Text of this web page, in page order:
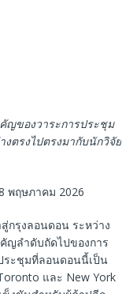
ญของวาระการประชุม
ตรงไปตรงมากับนักวิจัย
พฤษภาคม 2026
กรุงลอนดอน ระหว่าง
ญลำดับถัดไปของการ
ระชุมที่ลอนดอนนี้เป็น
และ New York